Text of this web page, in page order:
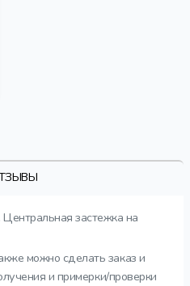
застежка на
можно сделать заказ и
и примерки/проверки